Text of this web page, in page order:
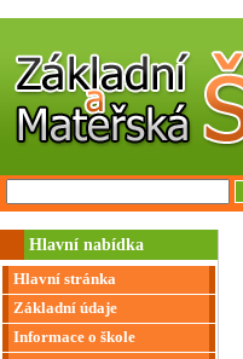
Hlavní nabídka
Hlavní stránka
Základní údaje
Informace o škole